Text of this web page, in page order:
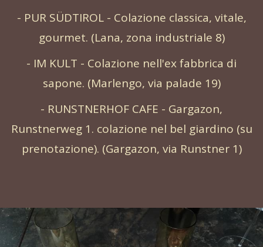
- PUR SÜDTIROL - Colazione classica, vitale,
gourmet. (Lana, zona industriale 8)
- IM KULT - Colazione nell'ex fabbrica di
sapone. (Marlengo, via palade 19)
- RUNSTNERHOF CAFE - Gargazon,
Runstnerweg 1. colazione nel bel giardino (su
prenotazione). (Gargazon, via Runstner 1)